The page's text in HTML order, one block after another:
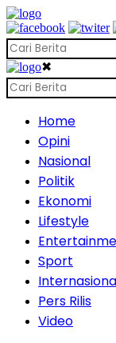
✖
Home
Opini
Nasional
Politik
Ekonomi
Lifestyle
Sport
Pers Rilis
Video